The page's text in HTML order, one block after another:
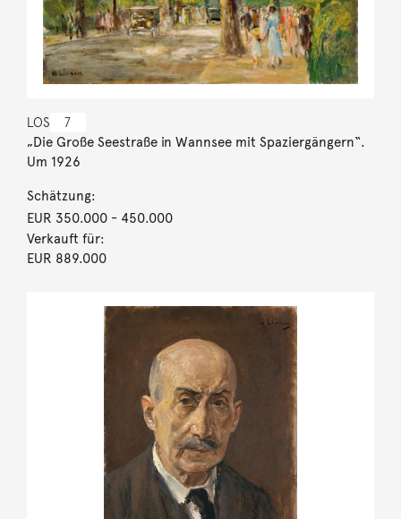
LOS 7
„Die Große Seestraße in Wannsee mit Spaziergängern“.
Um 1926
Schätzung:
EUR 350.000- 450.000
Verkauft für:
EUR 889.000